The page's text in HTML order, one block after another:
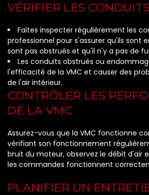
VÉRIFIER LES
Faites inspecter régulièrement les
professionnel pour s'assurer qu'ils sont
sont pas obstrués et qu'il n'y a pas de
Les conduits obstrués ou
l'efficacité de la VMC et causer des
de l'air intérieur.
CONTRÔLER LES
DE LA VMC
Assurez-vous que la VMC fonctionne
vérifiant son fonctionnement
bruit du moteur, observez le débit d'air
les commandes fonctionnent
PLANIFIER UN